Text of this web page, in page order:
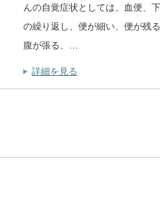
んの自覚症状としては、血便、
の繰り返し、便が細い、便が残
腹が張る、…
詳細を見る